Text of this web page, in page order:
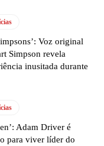
Voz original
Simpson revela
inusitada durante
Adam Driver é
para viver líder do